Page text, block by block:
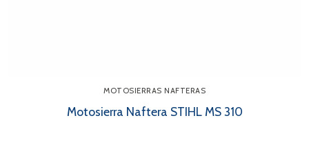
MOTOSIERRAS NAFTERAS
Motosierra Naftera STIHL MS 310